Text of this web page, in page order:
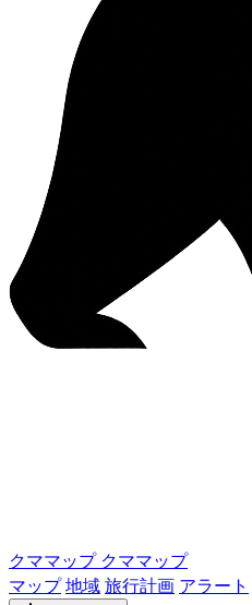
クママップ クママップ
マップ地域旅行計画 アラート